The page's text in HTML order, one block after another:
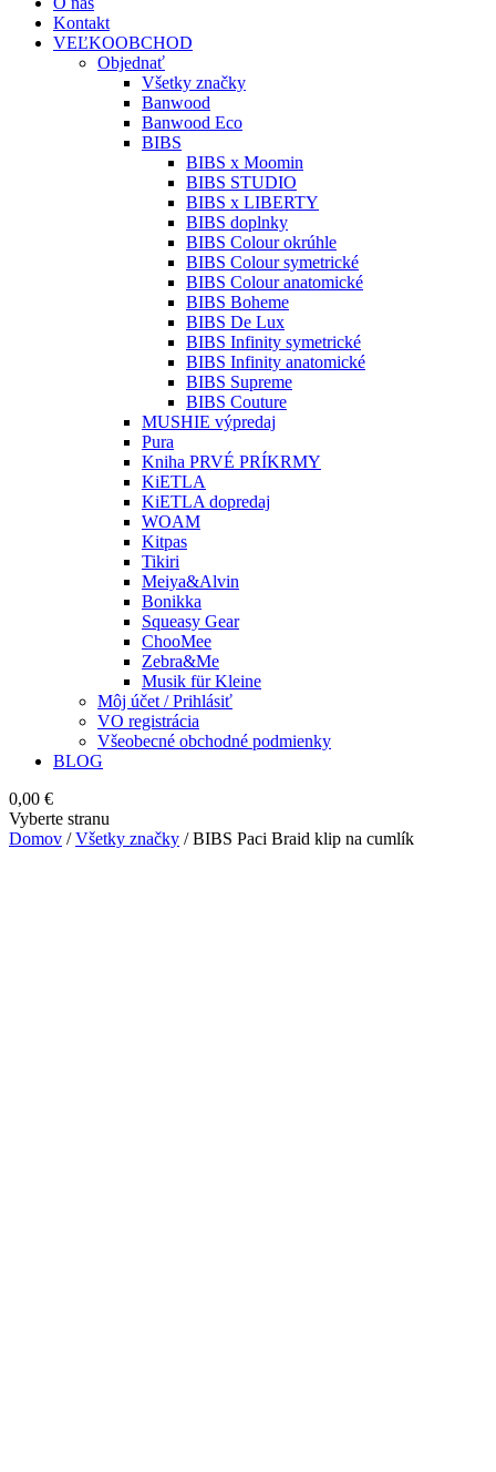
Kontakt
VEĽKOOBCHOD
Objednať
Všetky značky
Banwood
Banwood Eco
BIBS
BIBS x Moomin
BIBS STUDIO
BIBS x LIBERTY
BIBS doplnky
BIBS Colour okrúhle
BIBS Colour symetrické
BIBS Colour anatomické
BIBS Boheme
BIBS De Lux
BIBS Infinity symetrické
BIBS Infinity anatomické
BIBS Supreme
BIBS Couture
MUSHIE výpredaj
Pura
Kniha PRVÉ PRÍKRMY
KiETLA
KiETLA dopredaj
WOAM
Kitpas
Tikiri
Meiya&Alvin
Bonikka
Squeasy Gear
ChooMee
Zebra&Me
Musik für Kleine
Môj účet / Prihlásiť
VO registrácia
Všeobecné obchodné podmienky
BLOG
0,00 €
Vyberte stranu
Domov /Všetky značky / BIBS Paci Braid klip na cumlík